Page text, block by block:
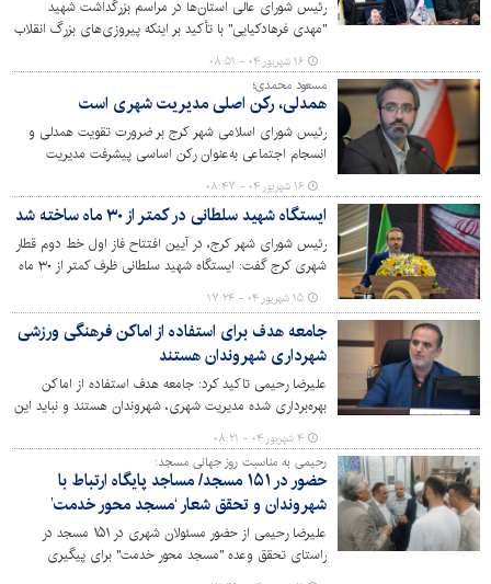
رئیس شورای عالی استان‌ها در مراسم بزرگداشت شهید
"مهدی فرهادکیایی" با تأکید بر اینکه پیروزی‌های بزرگ انقلاب
و دفاع مقدس با ایستادگی مردم رقم خورد، گفت: جامعه
شورایی کشور وظیفه دارد نام و راه شهدای خدمت، به‌ویژه
شهید فرهادی را در جامعه زنده و ماندگار کند.
۱۶ شهریور ۰۴ - ۰۸:۵۱
مسعود محمدی؛
همدلی، رکن اصلی مدیریت شهری است
رئیس شورای اسلامی شهر کرج بر ضرورت تقویت همدلی و
انسجام اجتماعی به‌عنوان رکن اساسی پیشرفت مدیریت
شهری تأکید کرد.
۱۶ شهریور ۰۴ - ۰۸:۴۷
ایستگاه شهید سلطانی در کمتر از ۳۰ ماه ساخته شد
رئیس شورای شهر کرج، در آیین افتتاح فاز اول خط دوم قطار
شهری کرج گفت: ایستگاه شهید سلطانی ظرف کمتر از ۳۰ ماه
در دوره ششم مدیریت شهری تکمیل شد و هم‌اکنون به
بهره‌برداری رسیده است.
۱۵ شهریور ۰۴ - ۱۷:۲۴
جامعه هدف برای استفاده از اماکن فرهنگی ورزشی
شهرداری شهروندان هستند
علیرضا رحیمی تاکید کرد: جامعه هدف استفاده از اماکن
بهره‌برداری شده مدیریت شهری، شهروندان هستند و نباید این
مراکز به نهادها و ادارات دولتی واگذار شده یا در اختیار آنها
قرار گیرد.
۴ شهریور ۰۴ - ۰۸:۲۱
رحیمی به مناسبت روز جهانی مسجد:
حضور در ۱۵۱ مسجد/ مساجد پایگاه ارتباط با
شهروندان و تحقق شعار ‘مسجد محور خدمت’
علیرضا رحیمی از حضور مسئولان شهری در ۱۵۱ مسجد در
راستای تحقق وعده "مسجد محور خدمت" برای پیگیری
مشکلات شهروندان کرج خبر داد.